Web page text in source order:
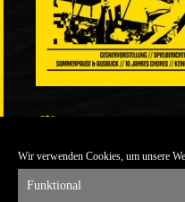
Wir verwenden Cookies, um unsere
Funktional
ULTRABLOG DER
ALEMANNIA VERKAUFT